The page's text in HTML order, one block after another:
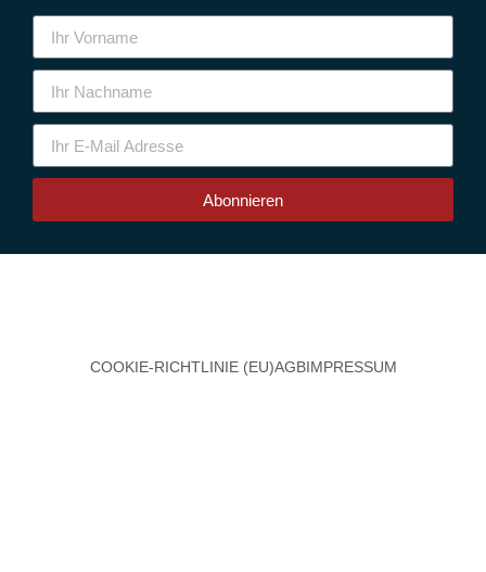
Abonnieren
COOKIE-RICHTLINIE (EU)AGBIMPRESSUM